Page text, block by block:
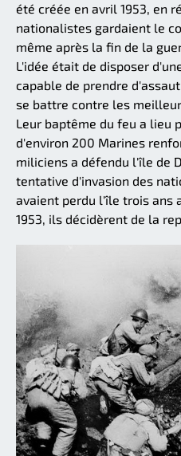
été créée en avril 1953, en
nationalistes gardaient le
même après la fin de la
L'idée était de disposer
capable de prendre
se battre contre les
Leur baptême du feu a lieu
d'environ 200 Marines
miliciens a défendu l'île de
tentative d'invasion des
avaient perdu l'île trois ans
1953, ils décidèrent de la